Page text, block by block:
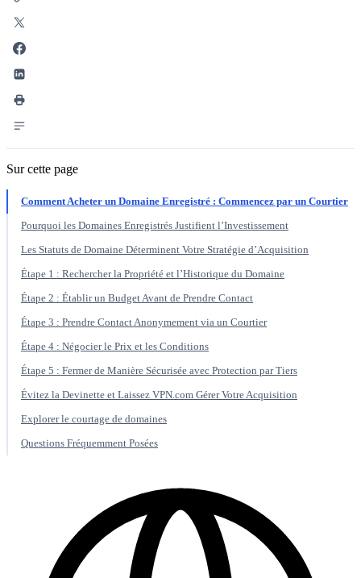
Sur cette page
Comment Acheter un Domaine Enregistré : Commencez par un Courtier
Pourquoi les Domaines Enregistrés Justifient l’Investissement
Les Statuts de Domaine Déterminent Votre Stratégie d’Acquisition
Étape 1 : Rechercher la Propriété et l’Historique du Domaine
Étape 2 : Établir un Budget Avant de Prendre Contact
Étape 3 : Prendre Contact Anonymement via un Courtier
Étape 4 : Négocier le Prix et les Conditions
Étape 5 : Fermer de Manière Sécurisée avec Protection par Tiers
Évitez la Devinette et Laissez VPN.com Gérer Votre Acquisition
Explorer le courtage de domaines
Questions Fréquemment Posées